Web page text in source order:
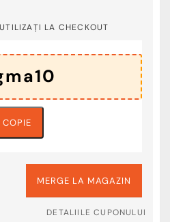
LA CHECKOUT
COPIE
MERGE LA MAGAZIN
DETALIILE CUPONULUI